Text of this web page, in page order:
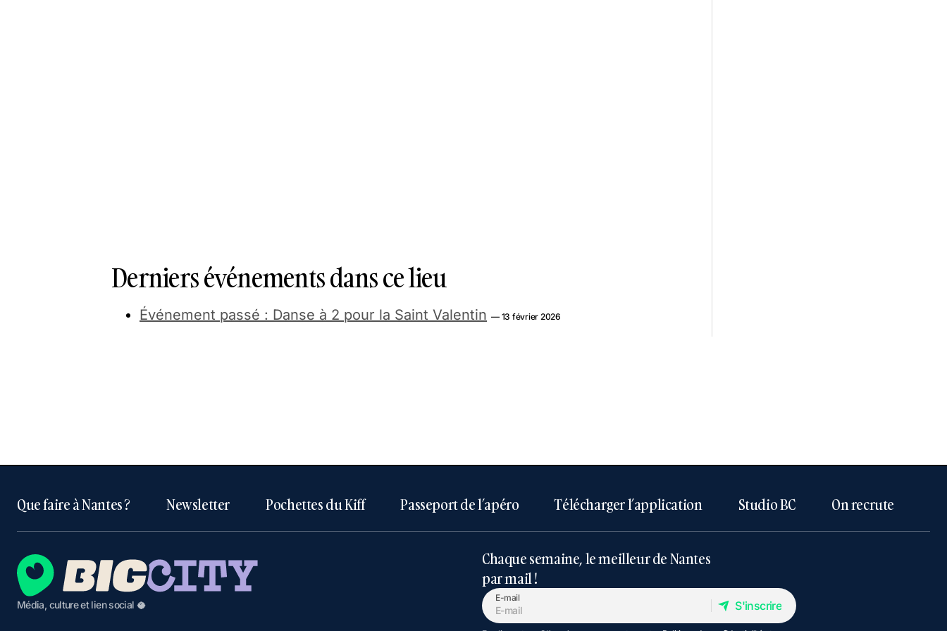
Derniers événements dans ce lieu
Événement passé : Danse à 2 pour la Saint Valentin — 13 février 2026
Média, culture et lien social 🥥
Que faire à Nantes ? Newsletter Pochettes du Kiff Passeport de l’apéro Télécharger l’application Studio BC On recrute
Chaque semaine, le meilleur de Nantes
par mail !
E-mail
S'inscrire
S'inscrire